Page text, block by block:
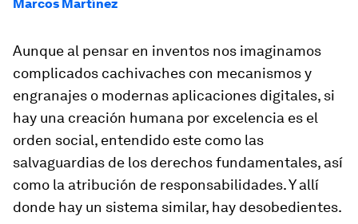
Marcos Martínez
Aunque al pensar en inventos nos imaginamos
complicados cachivaches con mecanismos y
engranajes o modernas aplicaciones digitales, si
hay una creación humana por excelencia es el
orden social, entendido este como las
salvaguardias de los derechos fundamentales, así
como la atribución de responsabilidades. Y allí
donde hay un sistema similar, hay desobedientes.